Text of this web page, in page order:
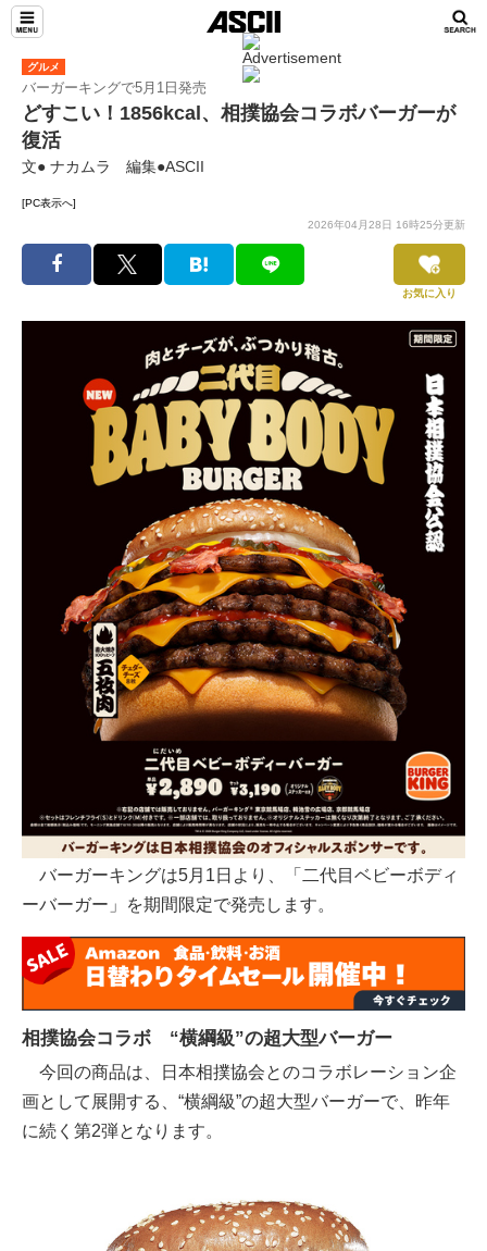
グルメ
バーガーキングで5月1日発売
どすこい！1856kcal、相撲協会コラボバーガーが
復活
文● ナカムラ 編集●ASCII
[PC表示へ]
2026年04月28日 16時25分更新
お気に入り
バーガーキングは5月1日より、「二代目ベビーボディ
ーバーガー」を期間限定で発売します。
相撲協会コラボ “横綱級”の超大型バーガー
今回の商品は、日本相撲協会とのコラボレーション企
画として展開する、“横綱級”の超大型バーガーで、昨年
に続く第2弾となります。